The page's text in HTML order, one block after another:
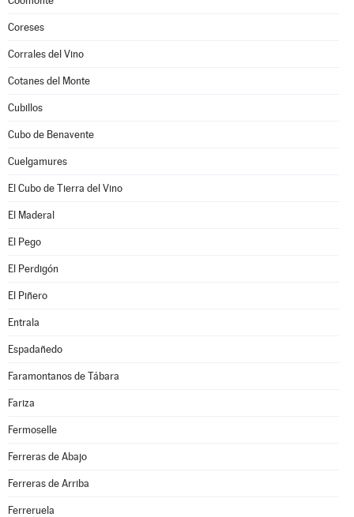
Coreses
Corrales del Vino
Cotanes del Monte
Cubillos
Cubo de Benavente
Cuelgamures
El Cubo de Tierra del Vino
El Maderal
El Pego
El Perdigón
El Piñero
Entrala
Espadañedo
Faramontanos de Tábara
Fariza
Fermoselle
Ferreras de Abajo
Ferreras de Arriba
Ferreruela